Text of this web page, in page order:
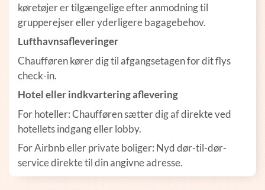
køretøjer er tilgængelige efter anmodning til
grupperejser eller yderligere bagagebehov.
Lufthavnsafleveringer
Chaufføren kører dig til afgangsetagen for dit flys
check-in.
Hotel eller indkvartering aflevering
For hoteller: Chaufføren sætter dig af direkte ved
hotellets indgang eller lobby.
For Airbnb eller private boliger: Nyd dør-til-dør-
service direkte til din angivne adresse.